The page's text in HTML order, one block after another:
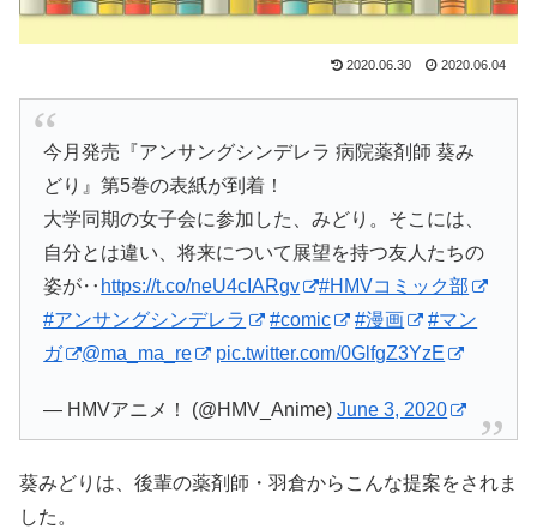
2020.06.30 2020.06.04
今月発売『アンサングシンデレラ 病院薬剤師 葵み
どり』第5巻の表紙が到着！
大学同期の女子会に参加した、みどり。そこには、
自分とは違い、将来について展望を持つ友人たちの
姿が‥ https://t.co/neU4cIARgv
#HMVコミック部
#アンサングシンデレラ
#comic #漫画
#マン
ガ
@ma_ma_re pic.twitter.com/0GlfgZ3YzE
— HMVアニメ！ (@HMV_Anime)June 3, 2020
葵みどりは、後輩の薬剤師・羽倉からこんな提案をされま
した。